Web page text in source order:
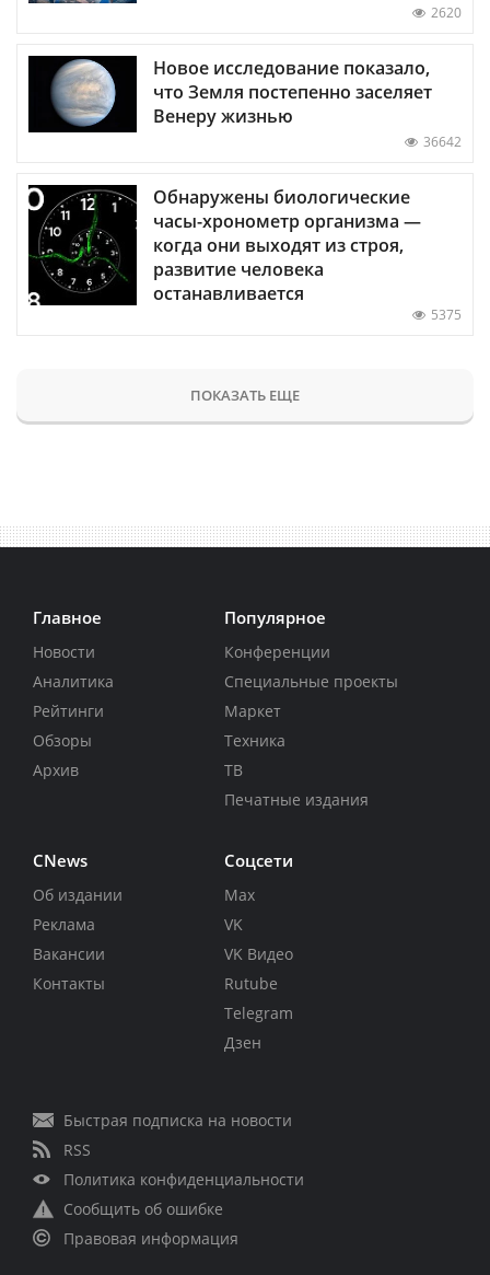
2620
Новое исследование показало,
что Земля постепенно заселяет
Венеру жизнью
36642
Обнаружены биологические
часы-хронометр организма —
когда они выходят из строя,
развитие человека
останавливается
5375
ПОКАЗАТЬ ЕЩЕ
Главное
Новости
Аналитика
Рейтинги
Обзоры
Архив
Популярное
Конференции
Специальные проекты
Маркет
Техника
ТВ
Печатные издания
CNews
Об издании
Реклама
Вакансии
Контакты
Соцсети
Max
VK
VK Видео
Rutube
Telegram
Дзен
Быстрая подписка на новости
RSS
Политика конфиденциальности
Сообщить об ошибке
Правовая информация